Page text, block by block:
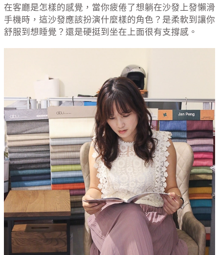
在客廳是怎樣的感覺，當你疲倦了想躺在沙發上發懶滑
手機時，這沙發應該扮演什麼樣的角色？是柔軟到讓你
舒服到想睡覺？還是硬挺到坐在上面很有支撐感。